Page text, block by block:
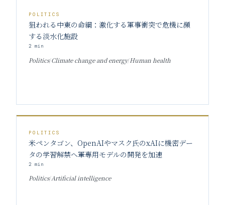
POLITICS
狙われる中東の命綱：激化する軍事衝突で危機に瀕
する淡水化施設
2 min
Politics/Climate change and energy/Human health
POLITICS
米ペンタゴン、OpenAIやマスク氏のxAIに機密デー
タの学習解禁へ――軍専用モデルの開発を加速
2 min
Politics/Artificial intelligence